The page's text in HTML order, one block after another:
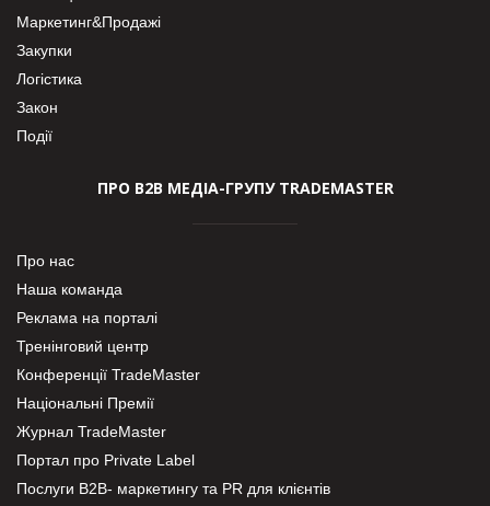
Маркетинг&Продажі
Закупки
Логістика
Закон
Події
ПРО В2В МЕДІА-ГРУПУ TRADEMASTER
Про нас
Наша команда
Реклама на порталі
Тренінговий центр
Конференції TradeMaster
Національні Премії
Журнал TradeMaster
Портал про Private Label
Послуги В2В- маркетингу та PR для клієнтів